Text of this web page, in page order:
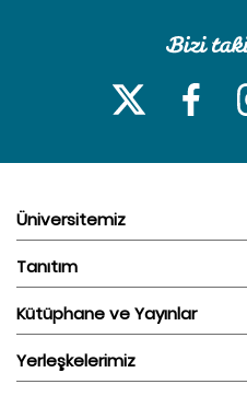
Üniversitemiz
Tanıtım
Kütüphane ve Yayınlar
Yerleşkelerimiz